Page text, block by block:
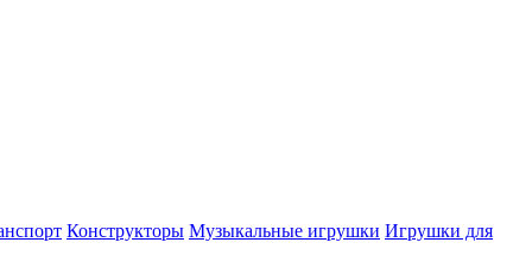
Конструкторы Музыкальные игрушки Игрушки для